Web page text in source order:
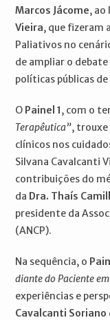
Marcos Jácome, ao
Vieira, que fizeram
Paliativos no
de ampliar o
políticas públicas de
O Painel 1, com o
Terapêutica”,
clínicos nos
Silvana Cavalcanti
contribuições do
da Dra. Thaís
presidente da
(ANCP).
Na sequência, o
diante do Paciente
experiências e
Cavalcanti Soriano